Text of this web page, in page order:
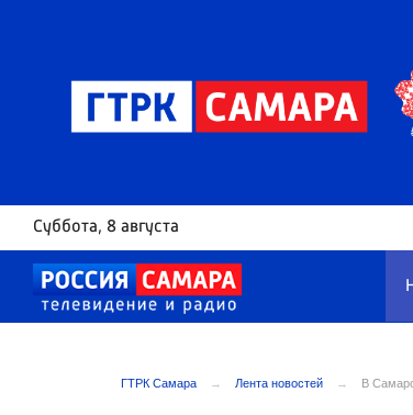
Суббота, 8 августа
ГТРК Самара Лента новостей В